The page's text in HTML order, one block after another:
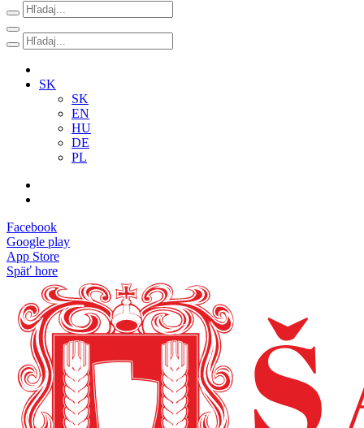
SK
SK
EN
HU
DE
PL
Facebook
Google play
App Store
Späť hore